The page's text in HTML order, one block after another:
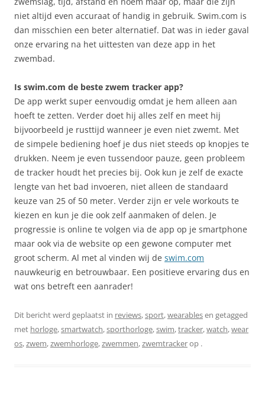
niet altijd even accuraat of handig in gebruik. Swim.com is
dan misschien een beter alternatief. Dat was in ieder gaval
onze ervaring na het uittesten van deze app in het
zwembad.
Is swim.com de beste zwem tracker app?
De app werkt super eenvoudig omdat je hem alleen aan
hoeft te zetten. Verder doet hij alles zelf en meet hij
bijvoorbeeld je rusttijd wanneer je even niet zwemt. Met
de simpele bediening hoef je dus niet steeds op knopjes te
drukken. Neem je even tussendoor pauze, geen probleem
de tracker houdt het precies bij. Ook kun je zelf de exacte
lengte van het bad invoeren, niet alleen de standaard
keuze van 25 of 50 meter. Verder zijn er vele workouts te
kiezen en kun je die ook zelf aanmaken of delen. Je
progressie is online te volgen via de app op je smartphone
maar ook via de website op een gewone computer met
groot scherm. Al met al vinden wij de swim.com
nauwkeurig en betrouwbaar. Een positieve ervaring dus en
wat ons betreft een aanrader!
Dit bericht werd geplaatst in reviews,sport,wearablesen getagged
met horloge,smartwatch,sporthorloge,swim,tracker,watch,wear
os,zwem,zwemhorloge,zwemmen,zwemtrackerop .